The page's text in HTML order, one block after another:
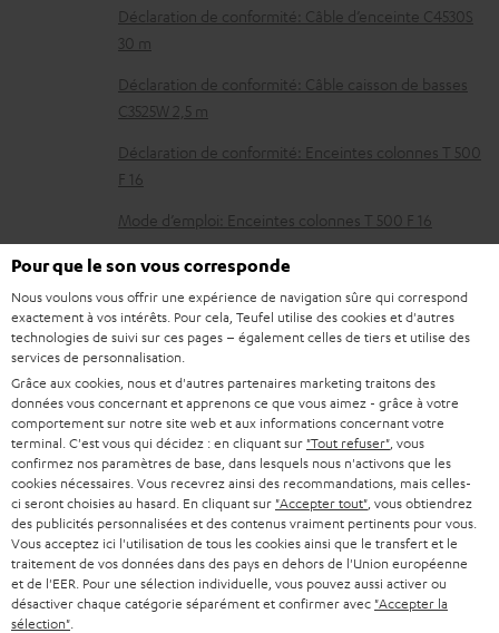
D
o
c
u
m
e
n
t
t
é
l
é
c
h
a
r
g
Déclaration de conformité: Câble d’enceinte C4530S
30 m
Déclaration de conformité: Câble caisson de basses
C3525W 2,5 m
Déclaration de conformité: Enceintes colonnes T 500
F 16
Mode d’emploi: Enceintes colonnes T 500 F 16
Guide de démarrage rapide: Enceintes colonnes T
500 F 16
Livret de sécurité: Enceintes colonnes T 500 F 16
Mode d’emploi: Paire d'enceintes dipolaires T 500 D 16
Guide de démarrage rapide: Paire d'enceintes
dipolaires T 500 D 16
Mode d’emploi: Caisson de basses actif S 6000 SW
Guide de démarrage rapide: Caisson de basses actif S
6000 SW
Pour que le son vous corresponde
Nous voulons vous offrir une expérience de navigation sûre qui correspond
exactement à vos intérêts. Pour cela, Teufel utilise des cookies et d'autres
technologies de suivi sur ces pages – également celles de tiers et utilise des
services de personnalisation.
Grâce aux cookies, nous et d'autres partenaires marketing traitons des
données vous concernant et apprenons ce que vous aimez - grâce à votre
comportement sur notre site web et aux informations concernant votre
terminal. C'est vous qui décidez : en cliquant sur "Tout refuser" , vous
confirmez nos paramètres de base, dans lesquels nous n'activons que les
cookies nécessaires. Vous recevrez ainsi des recommandations, mais celles-
ci seront choisies au hasard. En cliquant sur "Accepter tout" , vous obtiendrez
des publicités personnalisées et des contenus vraiment pertinents pour vous.
Vous acceptez ici l'utilisation de tous les cookies ainsi que le transfert et le
traitement de vos données dans des pays en dehors de l'Union européenne
et de l'EER. Pour une sélection individuelle, vous pouvez aussi activer ou
désactiver chaque catégorie séparément et confirmer avec "Accepter la
sélection"